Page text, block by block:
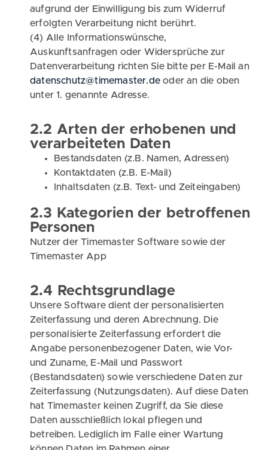
aufgrund der Einwilligung bis zum Widerruf
erfolgten Verarbeitung nicht berührt.
(4) Alle Informationswünsche,
Auskunftsanfragen oder Widersprüche zur
Datenverarbeitung richten Sie bitte per E-Mail an
datenschutz@timemaster.de oder an die oben
unter 1. genannte Adresse.
2.2 Arten der erhobenen und
verarbeiteten Daten
Bestandsdaten (z.B. Namen, Adressen)
Kontaktdaten (z.B. E-Mail)
Inhaltsdaten (z.B. Text- und Zeiteingaben)
2.3 Kategorien der betroffenen
Personen
Nutzer der Timemaster Software sowie der
Timemaster App
2.4 Rechtsgrundlage
Unsere Software dient der personalisierten
Zeiterfassung und deren Abrechnung. Die
personalisierte Zeiterfassung erfordert die
Angabe personenbezogener Daten, wie Vor-
und Zuname, E-Mail und Passwort
(Bestandsdaten) sowie verschiedene Daten zur
Zeiterfassung (Nutzungsdaten). Auf diese Daten
hat Timemaster keinen Zugriff, da Sie diese
Daten ausschließlich lokal pflegen und
betreiben. Lediglich im Falle einer Wartung